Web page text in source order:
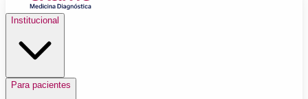
Institucional
Para pacientes